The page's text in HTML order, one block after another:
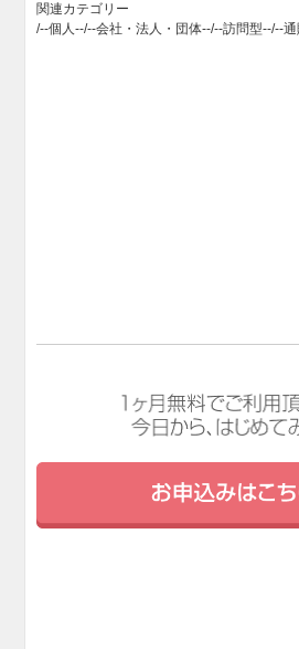
関連カテゴリー
/--個人--/--会社・法人・団体--/--訪問型--/--